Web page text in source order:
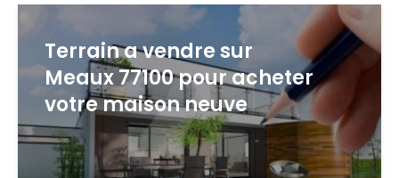
Terrain a vendre sur
Meaux 77100 pour acheter
votre maison neuve